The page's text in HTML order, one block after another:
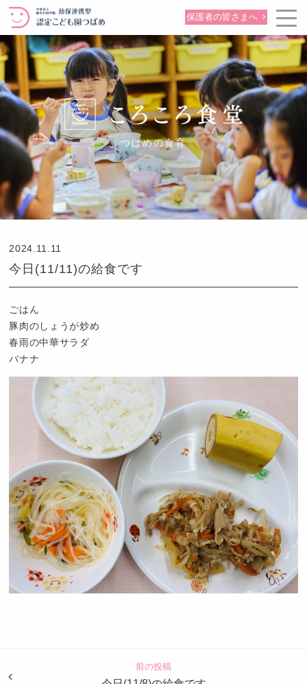
保護者の皆さまへ
つばめの食育
2024.11.11
今日(11/11)の給食です
ごはん
豚肉のしょうが炒め
春雨の中華サラダ
バナナ
も
前の投稿